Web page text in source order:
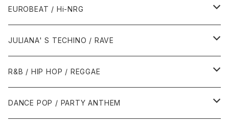
1987年・以前
1988年
1990年代
1990年
1991年
2000年代
2000年
2001年
2010年代
2010年
1990年代
1994年・以前
1995年
2000年代
2000年
2001年
EUROBEAT / Hi-NRG
1980年代
1986年・以前
1987年
1990年代
1990年
2000年代
JULIANA' S TECHINO / RAVE
1990年代
1990年
2000年代
R&B / HIP HOP / REGGAE
1980年代
DANCE POP / PARTY ANTHEM